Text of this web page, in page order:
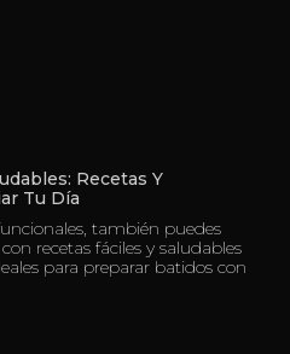
Recetas Y
Tu Día
también puedes
recetas fáciles y saludables
para preparar batidos con